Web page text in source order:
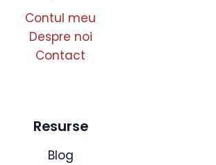
Contul meu
Despre noi
Contact
Resurse
Blog